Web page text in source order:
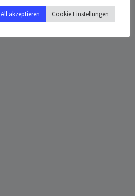
Cookie Einstellungen
All akzeptieren